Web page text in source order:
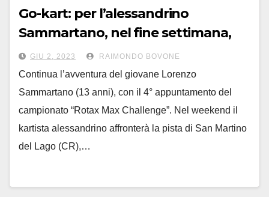
Go-kart: per l’alessandrino
Sammartano, nel fine settimana,
l’incognita di una pista tutta nuova
GIU 2, 2023 RAIMONDO BOVONE
Continua l’avventura del giovane Lorenzo
Sammartano (13 anni), con il 4° appuntamento del
campionato “Rotax Max Challenge”. Nel weekend il
kartista alessandrino affronterà la pista di San Martino
del Lago (CR),…